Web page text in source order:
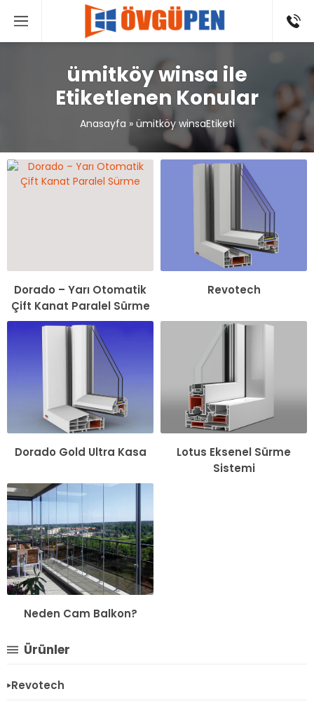
ümitköy winsa ile
Etiketlenen Konular
Anasayfa » ümitköy winsaEtiketi
Dorado – Yarı Otomatik
Çift Kanat Paralel Sürme
Revotech
Dorado Gold Ultra Kasa
Lotus Eksenel Sürme
Sistemi
Neden Cam Balkon?
Ürünler
Revotech